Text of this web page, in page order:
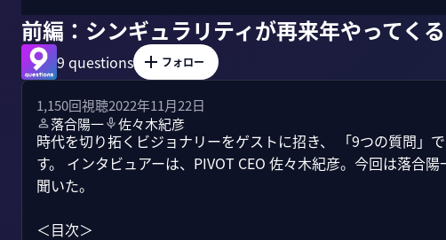
前編：シンギュラリティが再来年やってくる
9 questions フォロー
1,150回視聴2022年11月22日
落合陽一
佐々木紀彦
時代を切り拓くビジョナリーをゲストに招き、 「9つの質問」
す。 インタビュアーは、PIVOT CEO 佐々木紀彦。今回は落合
聞いた。